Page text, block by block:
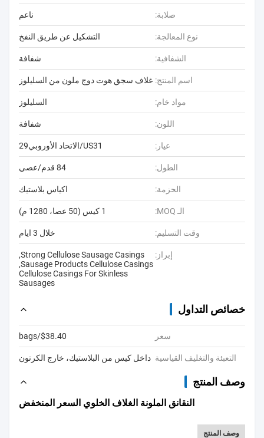
صلابة: ناعم
نوع المعالجة: التشكيل عن طريق النفخ
الشفافية: شفافة
اسم المنتج: غلاف سجق هوت دوج ملون من السليلوز
مواد خام: السليلوز
اللون: شفافة
عيار: US31/الاتحاد الأوروبي29
الطول: 84 قدم/عصي
الحزمة: اكياس بلاستيك
الـ MOQ: 1 كيس (50 عصا، 1280 م)
وقت التسليم: خلال 3 ايام
إبراز: Strong Cellulose Sausage Casings
,
Sausage Products Cellulose Casings
,
Cellulose Casings For Skinless
Sausages
خصائص التداول
سعر $38.40/bags
التعبئة والتغليف القياسية داخل كيس من البلاستيك، خارج الكرتون
وصف المنتج
النقانق الملونة الغلاف الخلوي السعر المنخفض
وصف المنتج